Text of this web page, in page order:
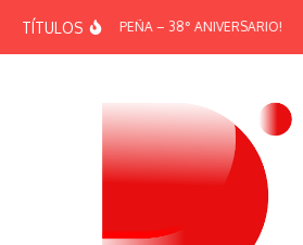
TÍTULOS¡GRAN PEÑA – 38° ANIVERSARIO!